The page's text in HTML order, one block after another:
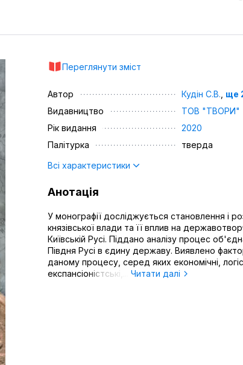
Переглянути зміст
Автор Кудін С.В. ще
Видавництво
ТОВ "ТВОРИ"
Рік видання
2020
Палітурка
тверда
Всі характеристики
Анотація
У монографії досліджується становлення і
князівської влади та її вплив на
Київській Русі. Піддано аналізу процес
Півдня Русі в єдину державу. Виявлено
даному процесу, серед яких економічні,
експансіоністські,... Читати далі